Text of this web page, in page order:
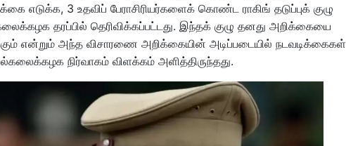
எடுக்க, 3 உதவிப் பேராசிரியர்களைக் கொண்ட ராகிங் தடுப்புக் குழு
தரப்பில் தெரிவிக்கப்பட்டது. இந்தக் குழு தனது அறிக்கையை
என்றும் அந்த விசாரணை அறிக்கையின் அடிப்படையில் நடவடிக்கைகள்
நிர்வாகம் விளக்கம் அளித்திருந்தது.